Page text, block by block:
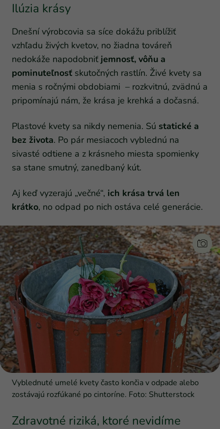
Ilúzia krásy
Dnešní výrobcovia sa síce dokážu priblížiť
vzhľadu živých kvetov, no žiadna továreň
nedokáže napodobniť jemnosť, vôňu a
pominuteľnosť skutočných rastlín. Živé kvety sa
menia s ročnými obdobiami – rozkvitnú, zvädnú a
pripomínajú nám, že krása je krehká a dočasná.
Plastové kvety sa nikdy nemenia. Sú statické a
bez života. Po pár mesiacoch vyblednú na
sivasté odtiene a z krásneho miesta spomienky
sa stane smutný, zanedbaný kút.
Aj keď vyzerajú „večné“, ich krása trvá len
krátko, no odpad po nich ostáva celé generácie.
Vyblednuté umelé kvety často končia v odpade alebo
zostávajú rozfúkané po cintoríne. Foto: Shutterstock
Zdravotné riziká, ktoré nevidíme